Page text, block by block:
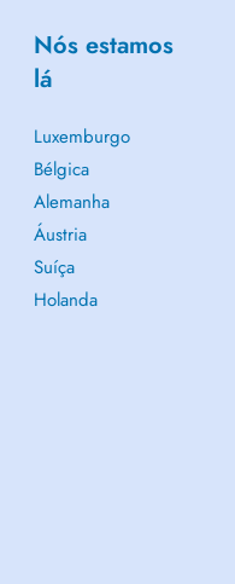
Nós estamos
lá
Luxemburgo
Bélgica
Alemanha
Áustria
Suíça
Holanda